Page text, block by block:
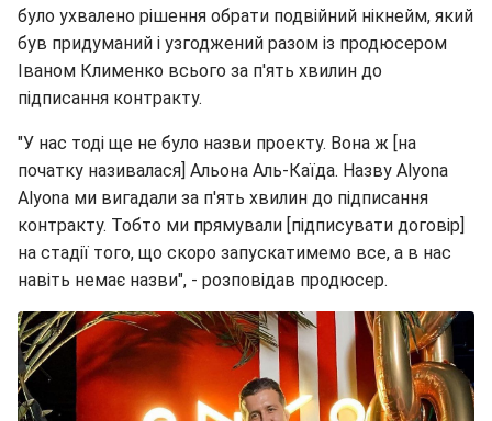
було ухвалено рішення обрати подвійний нікнейм, який
був придуманий і узгоджений разом із продюсером
Іваном Клименко всього за п'ять хвилин до
підписання контракту.
"У нас тоді ще не було назви проекту. Вона ж [на
початку називалася] Альона Аль-Каїда. Назву Alyona
Alyona ми вигадали за п'ять хвилин до підписання
контракту. Тобто ми прямували [підписувати договір]
на стадії того, що скоро запускатимемо все, а в нас
навіть немає назви", - розповідав продюсер.